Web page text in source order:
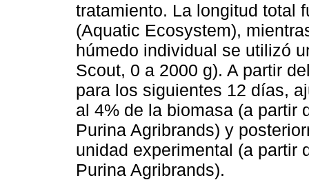
tratamiento. La longitud total
(Aquatic Ecosystem),
húmedo individual se utilizó
Scout, 0 a 2000 g). A partir
para los siguientes 12 días,
al 4% de la biomasa (a partir
Purina Agribrands) y
unidad experimental (a partir
Purina Agribrands).